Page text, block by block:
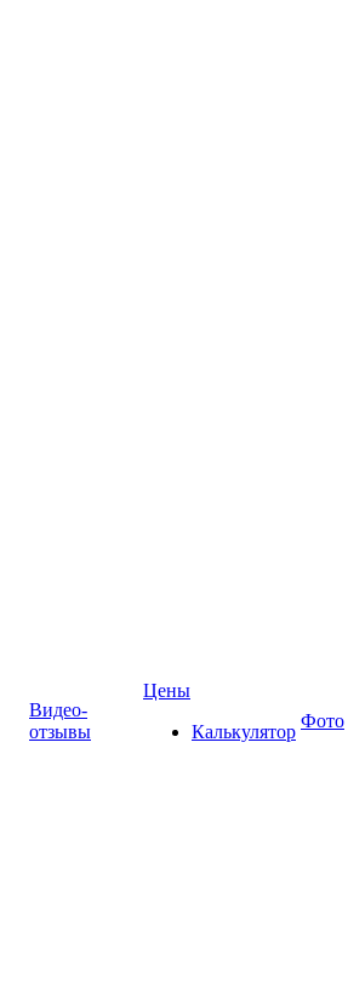
Видео-
отзывы
Цены
Калькулятор
Фото